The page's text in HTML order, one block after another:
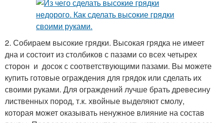
2. Собираем высокие грядки. Высокая грядка не имеет
дна и состоит из столбиков с пазами со всех четырех
сторон и досок с соответствующими пазами. Вы можете
купить готовые ограждения для грядок или сделать их
своими руками. Для ограждений лучше брать древесину
лиственных пород, т.к. хвойные выделяют смолу,
которая может оказывать ненужное влияние на состав